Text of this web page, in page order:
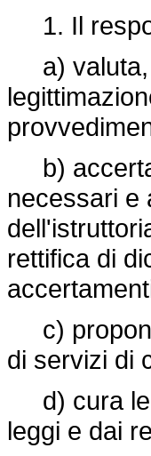
1. Il
a) valuta,
b) accerta
necessari e
rettifica di
c)
di servizi di
d) cura le
leggi e dai